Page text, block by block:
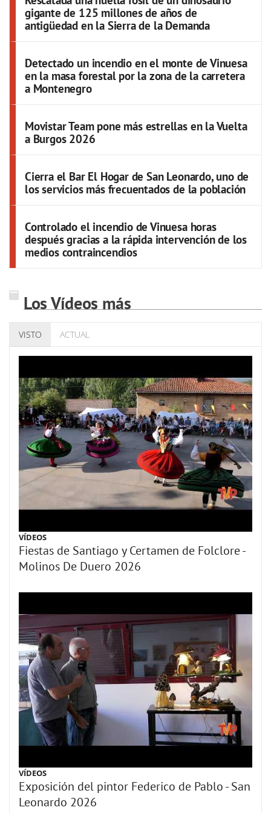
gigante de 125 millones de años de
antigüedad en la Sierra de la Demanda
Detectado un incendio en el monte de Vinuesa
en la masa forestal por la zona de la carretera
a Montenegro
Movistar Team pone más estrellas en la Vuelta
a Burgos 2026
Cierra el Bar El Hogar de San Leonardo, uno de
los servicios más frecuentados de la población
Controlado el incendio de Vinuesa horas
después gracias a la rápida intervención de los
medios contraincendios
Los Vídeos más
VISTO ACTUAL
VÍDEOS
Fiestas de Santiago y Certamen de Folclore -
Molinos De Duero 2026
VÍDEOS
Exposición del pintor Federico de Pablo - San
Leonardo 2026